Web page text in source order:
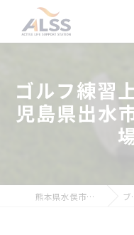
ゴルフ練習
児島県出水
熊本県水俣市のインドアゴルフならALSS ブログ